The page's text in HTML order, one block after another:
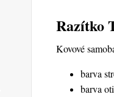
Razítko
Kovové
barva
barva